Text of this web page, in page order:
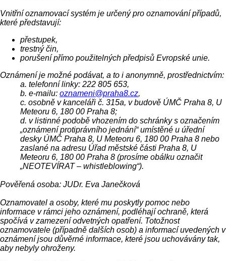
Vnitřní oznamovací systém je určený pro oznamování případů,
které představují:
přestupek,
trestný čin,
porušení přímo použitelných předpisů Evropské unie.
Oznámení je možné podávat, a to i anonymně, prostřednictvím:
a. telefonní linky: 222 805 653,
b. e-mailu: oznameni@praha8.cz,
c. osobně v kanceláři č. 315a, v budově ÚMČ Praha 8, U
Meteoru 6, 180 00 Praha 8;
d. v listinné podobě vhozením do schránky s označením
„oznámení protiprávního jednání“ umístěné u úřední
desky ÚMČ Praha 8, U Meteoru 6, 180 00 Praha 8 nebo
zaslané na adresu Úřad městské části Praha 8, U
Meteoru 6, 180 00 Praha 8 (prosíme obálku označit
„NEOTEVÍRAT – whistleblowing“).
Pověřená osoba: JUDr. Eva Janečková
Oznamovatel a osoby, které mu poskytly pomoc nebo
informace v rámci jeho oznámení, podléhají ochraně, která
spočívá v zamezení odvetných opatření. Totožnost
oznamovatele (případně dalších osob) a informací uvedených v
oznámení jsou důvěrné informace, které jsou uchovávány tak,
aby nebyly ohroženy.